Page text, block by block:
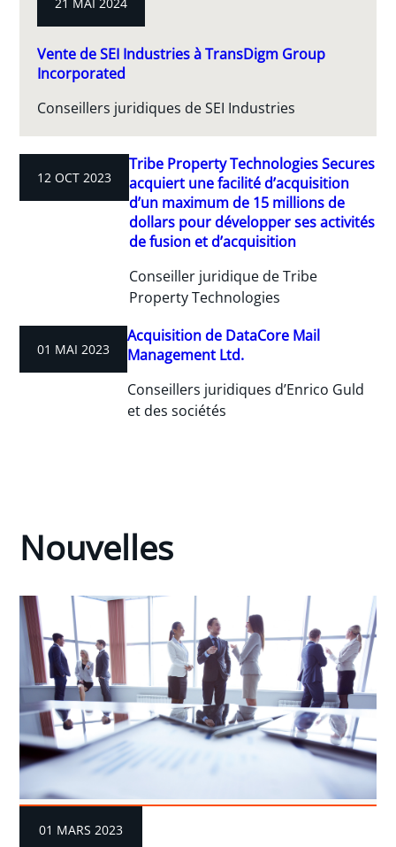
Vente de SEI Industries à TransDigm Group
Incorporated
Conseillers juridiques de SEI Industries
12 OCT 2023
Tribe Property Technologies Secures
acquiert une facilité d’acquisition
d’un maximum de 15 millions de
dollars pour développer ses activités
de fusion et d’acquisition
Conseiller juridique de Tribe
Property Technologies
01 MAI 2023
Acquisition de DataCore Mail
Management Ltd.
Conseillers juridiques d’Enrico Guld
et des sociétés
Nouvelles
01 MARS 2023